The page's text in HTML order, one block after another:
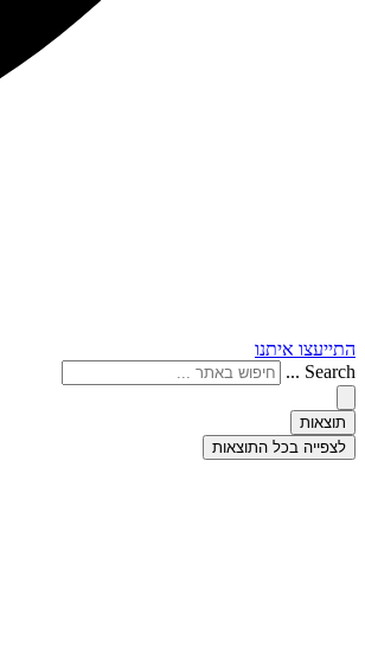
התייעצו איתנו
Search ...
תוצאות
לצפייה בכל התוצאות